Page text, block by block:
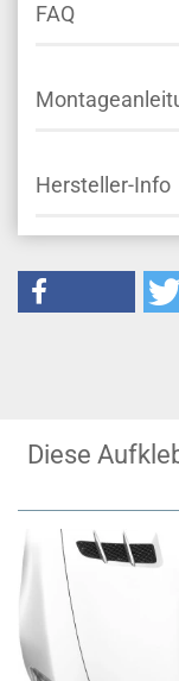
FAQ
Hersteller-Info
Diese